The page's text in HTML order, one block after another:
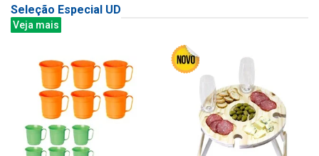
Seleção Especial UD
Veja mais